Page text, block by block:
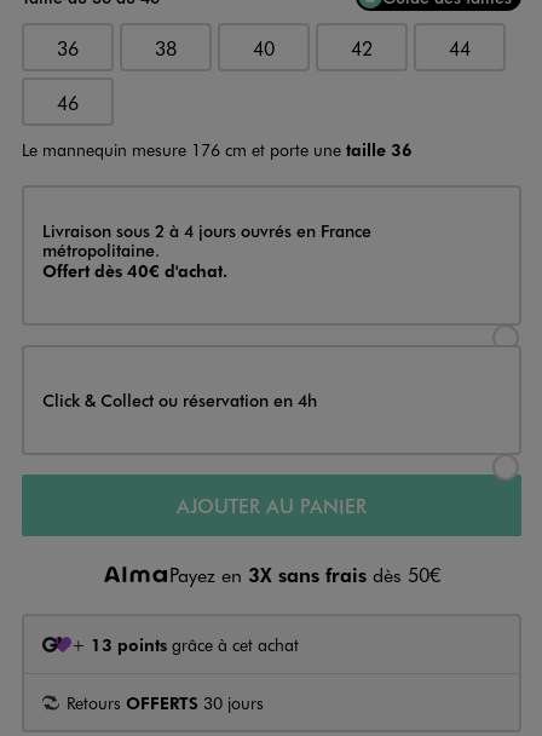
36 38 40 42 44
46
Le mannequin mesure 176 cm et porte une taille 36
Livraison
Livraison sous 2 à 4 jours ouvrés en France
métropolitaine.
Offert dès 40€ d'achat.
Click & Collect ou réservation en 4h
AJOUTER AU PANIER
Payez en 3X sans frais dès 50€
+ 13 points grâce à cet achat
Retours OFFERTS 30 jours